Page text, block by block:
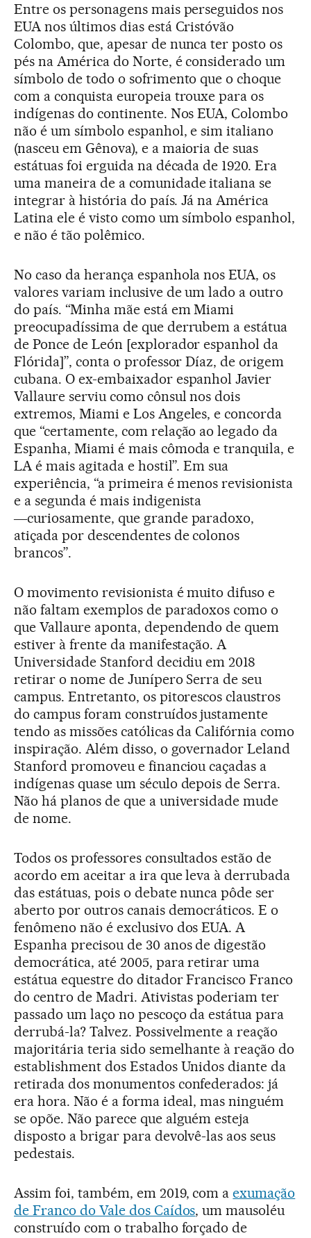
Entre os personagens mais perseguidos nos
EUA nos últimos dias está Cristóvão
Colombo, que, apesar de nunca ter posto os
pés na América do Norte, é considerado um
símbolo de todo o sofrimento que o choque
com a conquista europeia trouxe para os
indígenas do continente. Nos EUA, Colombo
não é um símbolo espanhol, e sim italiano
(nasceu em Gênova), e a maioria de suas
estátuas foi erguida na década de 1920. Era
uma maneira de a comunidade italiana se
integrar à história do país. Já na América
Latina ele é visto como um símbolo espanhol,
e não é tão polêmico.
No caso da herança espanhola nos EUA, os
valores variam inclusive de um lado a outro
do país. “Minha mãe está em Miami
preocupadíssima de que derrubem a estátua
de Ponce de León [explorador espanhol da
Flórida]”, conta o professor Díaz, de origem
cubana. O ex-embaixador espanhol Javier
Vallaure serviu como cônsul nos dois
extremos, Miami e Los Angeles, e concorda
que “certamente, com relação ao legado da
Espanha, Miami é mais cômoda e tranquila, e
LA é mais agitada e hostil”. Em sua
experiência, “a primeira é menos revisionista
e a segunda é mais indigenista
―curiosamente, que grande paradoxo,
atiçada por descendentes de colonos
brancos”.
O movimento revisionista é muito difuso e
não faltam exemplos de paradoxos como o
que Vallaure aponta, dependendo de quem
estiver à frente da manifestação. A
Universidade Stanford decidiu em 2018
retirar o nome de Junípero Serra de seu
campus. Entretanto, os pitorescos claustros
do campus foram construídos justamente
tendo as missões católicas da Califórnia como
inspiração. Além disso, o governador Leland
Stanford promoveu e financiou caçadas a
indígenas quase um século depois de Serra.
Não há planos de que a universidade mude
de nome.
Todos os professores consultados estão de
acordo em aceitar a ira que leva à derrubada
das estátuas, pois o debate nunca pôde ser
aberto por outros canais democráticos. E o
fenômeno não é exclusivo dos EUA. A
Espanha precisou de 30 anos de digestão
democrática, até 2005, para retirar uma
estátua equestre do ditador Francisco Franco
do centro de Madri. Ativistas poderiam ter
passado um laço no pescoço da estátua para
derrubá-la? Talvez. Possivelmente a reação
majoritária teria sido semelhante à reação do
establishment dos Estados Unidos diante da
retirada dos monumentos confederados: já
era hora. Não é a forma ideal, mas ninguém
se opõe. Não parece que alguém esteja
disposto a brigar para devolvê-las aos seus
pedestais.
Assim foi, também, em 2019, com aexumação
de Franco do Vale dos Caídos, um mausoléu
construído com o trabalho forçado de